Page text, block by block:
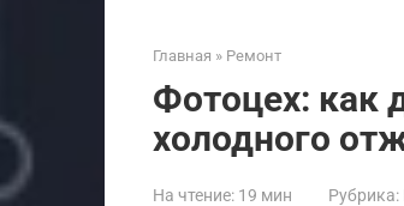
Главная » Ремонт
Фотоцех: как
холодного
На чтение: 19 мин Рубрика: